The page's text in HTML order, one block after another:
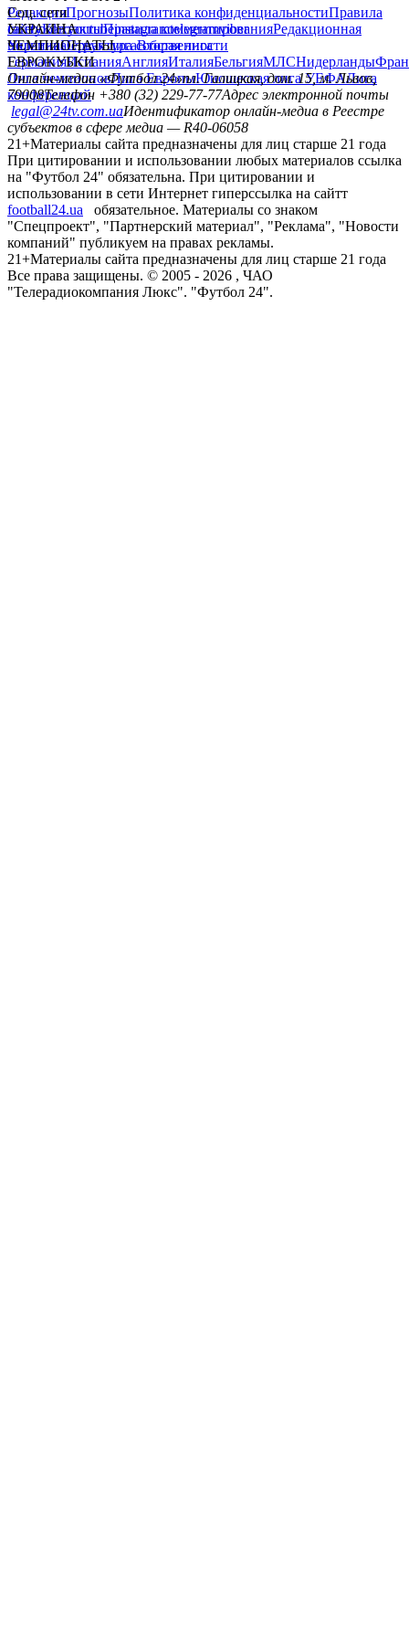
РедакцияПрогнозыПолитика конфиденциальностиПравила
сайтуКонтактыПравила комментированияРедакционная
политикаСтруктура собственности
Соц. сети
facebookxyoutubeinstagramtelegramviber
УКРАИНА
УкраинаПервая лигаВторая лига
ЧЕМПИОНАТЫ
ГерманияИспанияАнглияИталияБельгияМЛСНидерланды
ЕВРОКУБКИ
Лига чемпионовЛига ЕвропыЮношеская лига УЕФАЛига
конференций
Онлайн-медиа «Футбол 24»пл. Галицкая, дом. 15, м. Львов,
79008Телефон +380 (32) 229-77-77Адрес электронной почты
legal@24tv.com.uaИдентификатор онлайн-медиа в Реестре
субъектов в сфере медиа — R40-06058
21+Материалы сайта предназначены для лиц старше 21 года
При цитировании и использовании любых материалов ссылка
на "Футбол 24" обязательна. При цитировании и
использовании в сети Интернет гиперссылка на сайтт
football24.ua
обязательное. Материалы со знаком
"Спецпроект", "Партнерский материал", "Реклама", "Новости
компаний" публикуем на правах рекламы.
21+Материалы сайта предназначены для лиц старше 21 года
Все права защищены. © 2005 - 2026 , ЧАО
"Телерадиокомпания Люкс". "Футбол 24".